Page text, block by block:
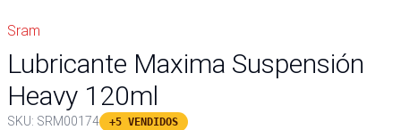
Sram
Lubricante Maxima Suspensión
Heavy 120ml
SKU: SRM00174 +5 VENDIDOS